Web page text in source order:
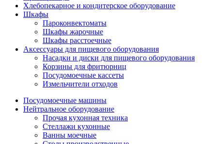
Хлебопекарное и кондитерское оборудование
Шкафы
Пароконвектоматы
Шкафы жарочные
Шкафы расстоечные
Аксессуары для пищевого оборудования
Насадки и диски для пищевого оборудования
Корзины для фритюрниц
Посудомоечные кассеты
Измельчители отходов
Посудомоечные машины
Нейтральное оборудование
Прочая кухонная техника
Стеллажи кухонные
Ванны моечные